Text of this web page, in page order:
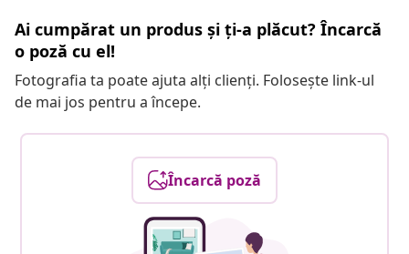
Ai cumpărat un produs și ți-a plăcut? Încarcă
o poză cu el!
Fotografia ta poate ajuta alți clienți. Folosește link-ul
de mai jos pentru a începe.
Încarcă poză